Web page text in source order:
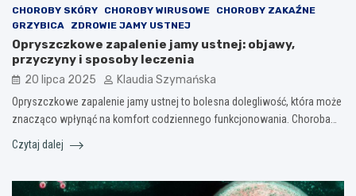
CHOROBY SKÓRY CHOROBY WIRUSOWE
CHOROBY ZAKAŹNE
GRZYBICA
ZDROWIE JAMY USTNEJ
Opryszczkowe zapalenie jamy ustnej: objawy,
przyczyny i sposoby leczenia
20 lipca 2025 Klaudia Szymańska
Opryszczkowe zapalenie jamy ustnej to bolesna dolegliwość, która może
znacząco wpłynąć na komfort codziennego funkcjonowania. Choroba…
Czytaj dalej